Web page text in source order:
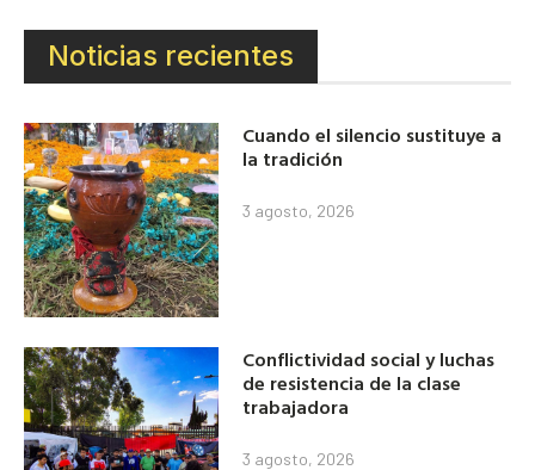
Noticias recientes
Cuando el silencio sustituye a
la tradición
3 agosto, 2026
Conflictividad social y luchas
de resistencia de la clase
trabajadora
3 agosto, 2026